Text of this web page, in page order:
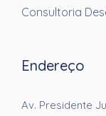
Consultoria
Endereço
Av. Presidente